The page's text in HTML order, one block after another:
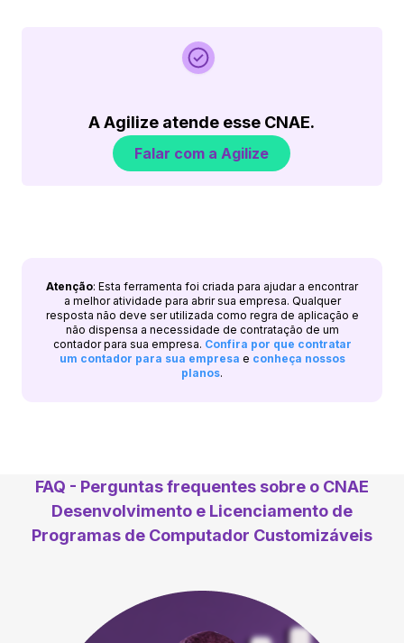
A Agilize atende esse CNAE.
Falar com a Agilize
Atenção: Esta ferramenta foi criada para ajudar a encontrar
a melhor atividade para abrir sua empresa. Qualquer
resposta não deve ser utilizada como regra de aplicação e
não dispensa a necessidade de contratação de um
contador para sua empresa. Confira por que contratar
um contador para sua empresa e conheça nossos
planos.
FAQ - Perguntas frequentes sobre o CNAE
Desenvolvimento e Licenciamento de
Programas de Computador Customizáveis